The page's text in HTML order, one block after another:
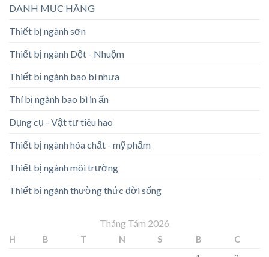
DANH MỤC HÃNG
Thiết bị ngành sơn
Thiết bị ngành Dệt - Nhuộm
Thiết bị ngành bao bì nhựa
Thí bị ngành bao bì in ấn
Dụng cụ - Vật tư tiêu hao
Thiết bị ngành hóa chất - mỹ phẩm
Thiết bị ngành môi trường
Thiết bị ngành thường thức đời sống
Tháng Tám 2026
H B T N S B
C